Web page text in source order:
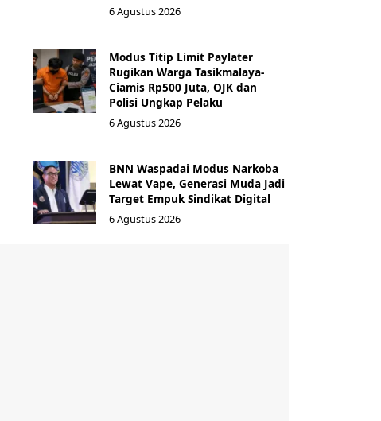
6 Agustus 2026
Modus Titip Limit Paylater
Rugikan Warga Tasikmalaya-
Ciamis Rp500 Juta, OJK dan
Polisi Ungkap Pelaku
6 Agustus 2026
BNN Waspadai Modus Narkoba
Lewat Vape, Generasi Muda Jadi
Target Empuk Sindikat Digital
6 Agustus 2026